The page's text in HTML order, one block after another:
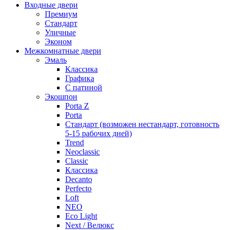
Входные двери
Премиум
Стандарт
Уличные
Эконом
Межкомнатные двери
Эмаль
Классика
Графика
С патиной
Экошпон
Porta Z
Porta
Стандарт (возможен нестандарт, готовность
5-15 рабочих дней)
Trend
Neoclassic
Classic
Классика
Decanto
Perfecto
Loft
NEO
Eco Light
Next / Велюкс